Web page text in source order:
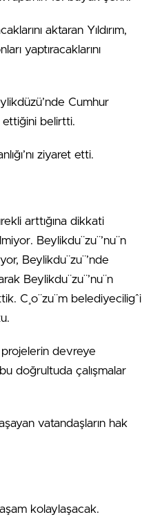
aktaran Yıldırım,
yaptıracaklarını
Cumhur
ettiğini belirtti.
ziyaret etti.
arttığına dikkati
Beylikdu¨zu¨’nu¨n
Beylikdu¨zu¨’nde
Beylikdu¨zu¨’nu¨n
C¸o¨zu¨m belediyeciligˆi
projelerin devreye
bu doğrultuda çalışmalar
vatandaşların hak
kolaylaşacak.